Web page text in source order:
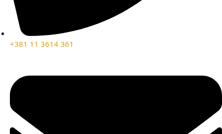
+381 11 3614 361